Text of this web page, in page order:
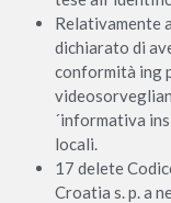
Relativamente
dichiarato di
conformità ing
´informativa
locali.
17 delete
Croatia s. p. a